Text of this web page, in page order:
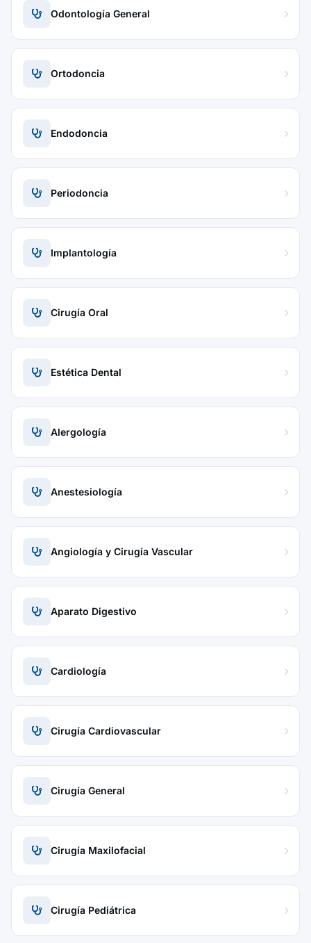
Odontología General
Ortodoncia
Endodoncia
Periodoncia
Implantología
Cirugía Oral
Estética Dental
Alergología
Anestesiología
Angiología y Cirugía Vascular
Aparato Digestivo
Cardiología
Cirugía Cardiovascular
Cirugía General
Cirugía Maxilofacial
Cirugía Pediátrica